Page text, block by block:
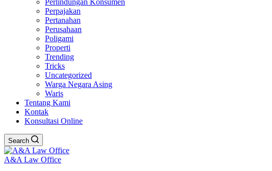
Perlindungan Konsumen
Perpajakan
Pertanahan
Perusahaan
Poligami
Properti
Trending
Tricks
Uncategorized
Warga Negara Asing
Waris
Tentang Kami
Kontak
Konsultasi Online
Search
A&A Law Office